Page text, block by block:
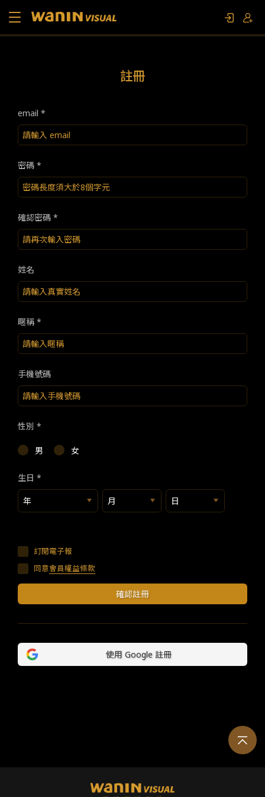
影視專題
聯繫我們
限定活動
TW
註冊
email *
密碼 *
確認密碼 *
姓名
暱稱 *
手機號碼
性別 *
男 女
生日 *
訂閱電子報
同意會員權益條款
使用 Google 註冊